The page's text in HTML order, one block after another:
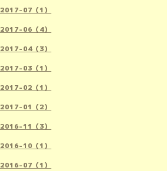
2017-07（1）
2017-06（4）
2017-04（3）
2017-03（1）
2017-02（1）
2017-01（2）
2016-11（3）
2016-10（1）
2016-07（1）